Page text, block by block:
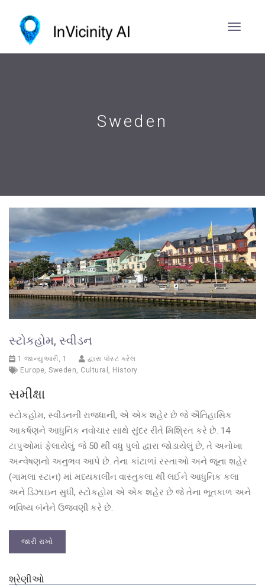
Sweden
સ્ટોકહોમ, સ્વીડન
1 જાન્યુઆરી, 1
દ્વારા પોસ્ટ કરેલ
Europe, Sweden, Cultural , History
સમીક્ષા
સ્ટોકહોમ, સ્વીડનની રાજધાની, એ એક શહેર છે જે ઐતિહાસિક
આકર્ષણને આધુનિક નવોચાર સાથે સુંદર રીતે મિશ્રિત કરે છે. 14
ટાપુઓમાં ફેલાયેલું, જે 50 થી વધુ પુલો દ્વારા જોડાયેલું છે, તે અનોખા
અન્વેષણનો અનુભવ આપે છે. તેના કાંટાળાં રસ્તાઓ અને જૂના શહેર
(ગામલા સ્ટાન) માં મધ્યકાલીન વાસ્તુકલા થી લઈને આધુનિક કલા
અને ડિઝાઇન સુધી, સ્ટોકહોમ એ એક શહેર છે જે તેના ભૂતકાળ અને
ભવિષ્ય બંનેને ઉજવણી કરે છે.
જારી રાખો
શ્રેણીઓ